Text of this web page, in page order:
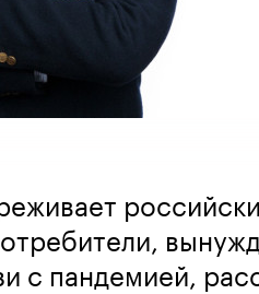
с пандемией,